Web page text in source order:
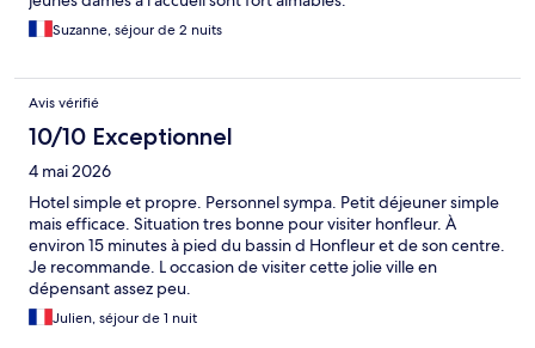
Suzanne, séjour de 2 nuits
Avis vérifié
10/10 Exceptionnel
4 mai 2026
Hotel simple et propre. Personnel sympa. Petit déjeuner simple
mais efficace. Situation tres bonne pour visiter honfleur. À
environ 15 minutes à pied du bassin d Honfleur et de son centre.
Je recommande. L occasion de visiter cette jolie ville en
dépensant assez peu.
Julien, séjour de 1 nuit